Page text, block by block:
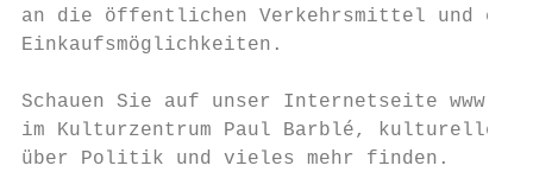
an die öffentlichen Verkehrsmittel und ein
Einkaufsmöglichkeiten.
Schauen Sie auf unser Internetseite
im Kulturzentrum Paul Barblé, kulturellen
über Politik und vieles mehr finden.